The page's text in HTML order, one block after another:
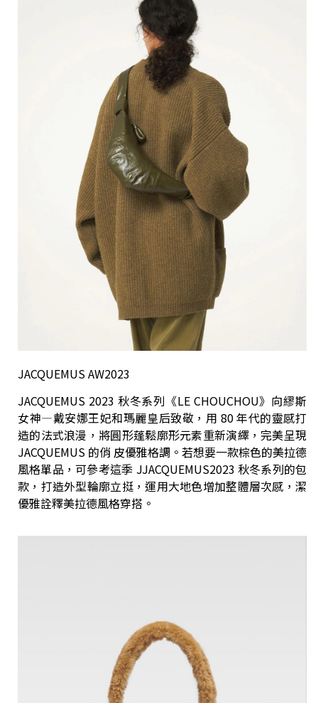
JACQUEMUS AW2023
JACQUEMUS 2023 秋冬系列《LE CHOUCHOU》向繆斯
女神—戴安娜王妃和瑪麗皇后致敬，用 80 年代的靈感打
造的法式浪漫，將圓形蓬鬆廓形元素重新演繹，完美呈現
JACQUEMUS 的俏 皮優雅格調。若想要一款棕色的美拉德
風格單品，可參考這季 JJACQUEMUS2023 秋冬系列的包
款，打造外型輪廓立挺，運用大地色增加整體層次感，潔
優雅詮釋美拉德風格穿搭。